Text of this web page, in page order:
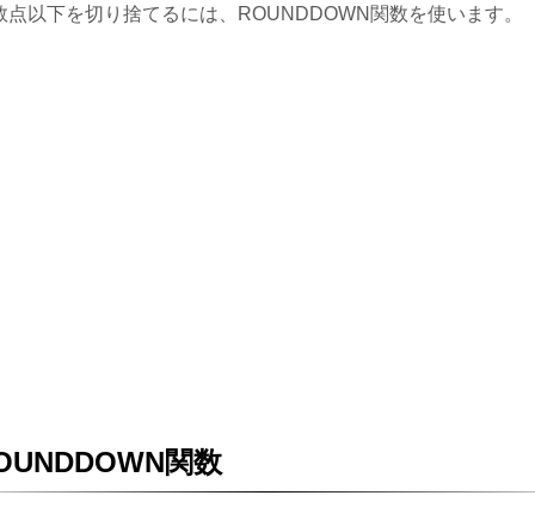
点以下を切り捨てるには、ROUNDDOWN関数を使います。
関数